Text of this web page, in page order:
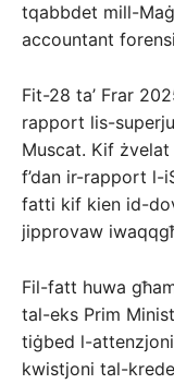
tqabbdet mill-
accountant
Fit-28 ta’ Frar
rapport lis-
Muscat. Kif
f’dan ir-rapport l-
fatti kif kien id-
jipprovaw
Fil-fatt huwa
tal-eks Prim
tiġbed l-
kwistjoni tal-